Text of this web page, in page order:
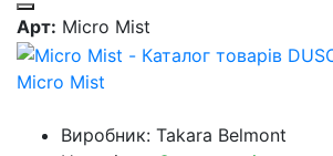
Арт: Micro Mist
Micro Mist
Виробник: Takara Belmont